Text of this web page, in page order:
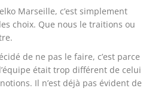
Marseille, c’est simplement
choix. Que nous le traitions ou
de ne pas le faire, c’est parce
était trop différent de celui
Il n’est déjà pas évident de